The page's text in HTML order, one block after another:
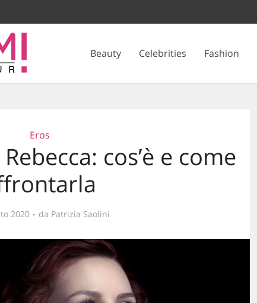
Beauty Celebrities Fashion
Eros
cos’è e come
2020 da Patrizia Saolini